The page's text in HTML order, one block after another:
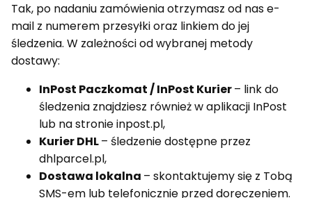
Tak, po nadaniu zamówienia otrzymasz od nas e-
mail z numerem przesyłki oraz linkiem do jej
śledzenia. W zależności od wybranej metody
dostawy:
InPost Paczkomat / InPost Kurier– link do
śledzenia znajdziesz również w aplikacji InPost
lub na stronie inpost.pl,
Kurier DHL– śledzenie dostępne przez
dhlparcel.pl,
Dostawa lokalna – skontaktujemy się z Tobą
SMS-em lub telefonicznie przed doręczeniem.